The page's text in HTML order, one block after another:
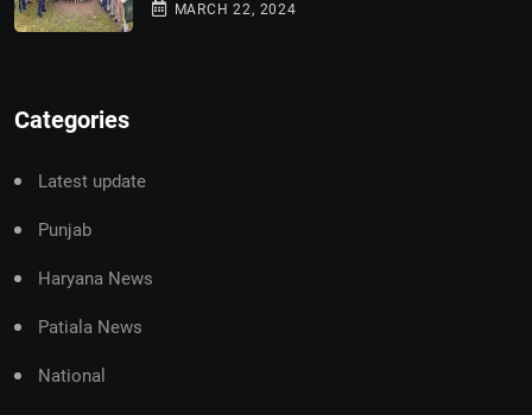
MARCH 22, 2024
Categories
Latest update
Punjab
Haryana News
Patiala News
National